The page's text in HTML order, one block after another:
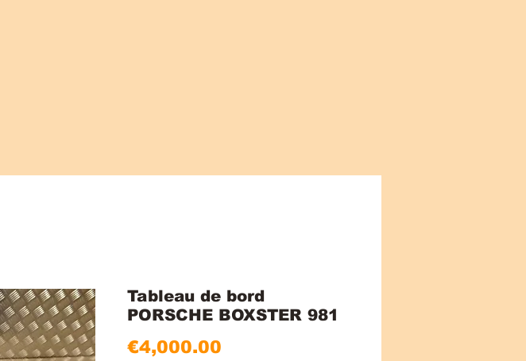
Tableau de bord
PORSCHE BOXSTER 981
€4,000.00